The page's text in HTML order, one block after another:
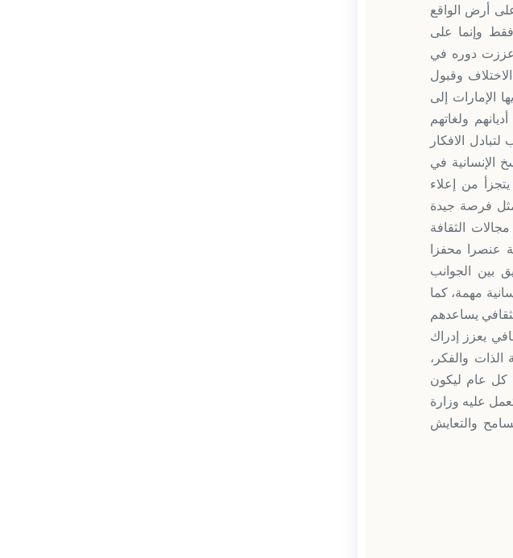
أرض الواقع
وإنما على
وعززت دوره في
وقبول
الإمارات إلى
ولغاتهم
الافكار
الإنسانية في
من إعلاء
فرصة جيدة
الثقافة
عنصرا محفزا
بين الجوانب
مهمة، كما
يساعدهم
يعزز إدراك
الذات والفكر،
التي أقرت يوما عالميا للتنوع الثقافي في 21 مايو من كل عام ليكون
عليه وزارة
والتعايش